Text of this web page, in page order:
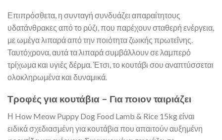
Επιπρόσθετα, η συνταγή συνδυάζει απαραίτητους
υδατάνθρακες από το ρύζι, που παρέχουν σταθερή ενέργεια,
με ωμέγα λιπαρά από την ποιότητα ζωικής πρωτεΐνης.
Ταυτόχρονα, αυτά τα λιπαρά συμβάλλουν σε λαμπερό
τρίχωμα και υγιές δέρμα. Έτσι, το κουτάβι σου αναπτύσσεται
ολοκληρωμένα και δυναμικά.
Τροφές για κουτάβια – Για ποιον ταιριάζει
Η How Meow Puppy Dog Food Lamb & Rice 15kg είναι
ειδικά σχεδιασμένη για κουτάβια που απαιτούν αυξημένη